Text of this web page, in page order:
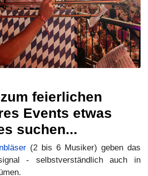
feierlichen
Events etwas
suchen...
(2 bis 6 Musiker) geben das
- selbstverständlich auch in